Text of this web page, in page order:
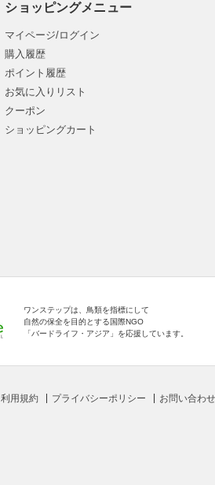
ショッピングメニュー
マイページ/ログイン
購入履歴
ポイント履歴
お気に入りリスト
クーポン
ショッピングカート
ワンステップは、鳥類を指標にして
自然の保全を目的とする国際NGO
「バードライフ・アジア」を応援しています。
利用規約 プライバシーポリシー お問い合わせ